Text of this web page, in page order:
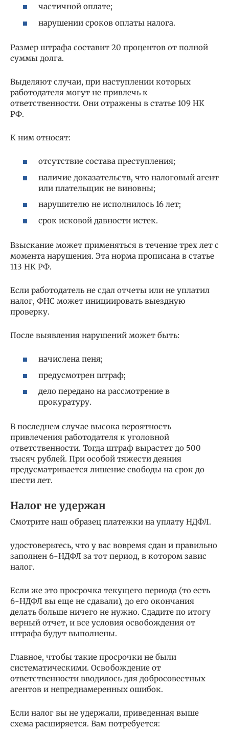
частичной оплате;
нарушении сроков оплаты налога.
Размер штрафа составит 20 процентов от полной
суммы долга.
Выделяют случаи, при наступлении которых
работодателя могут не привлечь к
ответственности. Они отражены в статье 109 НК
РФ.
К ним относят:
отсутствие состава преступления;
наличие доказательств, что налоговый агент
или плательщик не виновны;
нарушителю не исполнилось 16 лет;
срок исковой давности истек.
Взыскание может применяться в течение трех лет с
момента нарушения. Эта норма прописана в статье
113 НК РФ.
Если работодатель не сдал отчеты или не уплатил
налог, ФНС может инициировать выездную
проверку.
После выявления нарушений может быть:
начислена пеня;
предусмотрен штраф;
дело передано на рассмотрение в
прокуратуру.
В последнем случае высока вероятность
привлечения работодателя к уголовной
ответственности. Тогда штраф вырастет до 500
тысяч рублей. При особой тяжести деяния
предусматривается лишение свободы на срок до
шести лет.
Налог не удержан
Смотрите наш образец платежки на уплату НДФЛ.
удостоверьтесь, что у вас вовремя сдан и правильно
заполнен 6-НДФЛ за тот период, в котором завис
налог.
Если же это просрочка текущего периода (то есть
6-НДФЛ вы еще не сдавали), до его окончания
делать больше ничего не нужно. Сдадите по итогу
верный отчет, и все условия освобождения от
штрафа будут выполнены.
Главное, чтобы такие просрочки не были
систематическими. Освобождение от
ответственности вводилось для добросовестных
агентов и непреднамеренных ошибок.
Если налог вы не удержали, приведенная выше
схема расширяется. Вам потребуется: